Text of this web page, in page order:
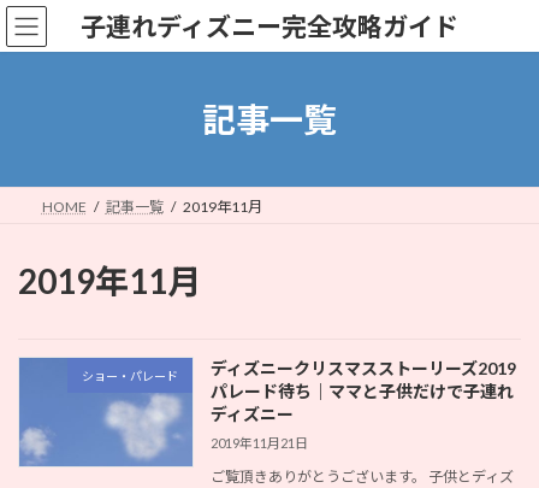
コ
ン
ナ
ビ
子連れディズニー完全攻略ガイド
記事一覧
HOME 記事一覧 2019年11月
2019年11月
ショー・パレード
ディズニークリスマスストーリーズ2019
パレード待ち｜ママと子供だけで子連れ
ディズニー
2019年11月21日
ご覧頂きありがとうございます。 子供とディズ